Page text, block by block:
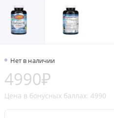
Нет в наличии
4990₽
Цена в бонусных баллах: 4990